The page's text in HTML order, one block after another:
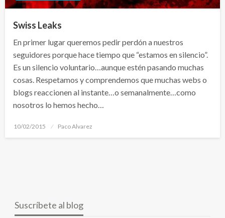
Swiss Leaks
En primer lugar queremos pedir perdón a nuestros
seguidores porque hace tiempo que “estamos en silencio”.
Es un silencio voluntario…aunque estén pasando muchas
cosas. Respetamos y comprendemos que muchas webs o
blogs reaccionen al instante…o semanalmente…como
nosotros lo hemos hecho…
Publicado
10/02/2015 Paco Alvarez
Suscríbete al blog